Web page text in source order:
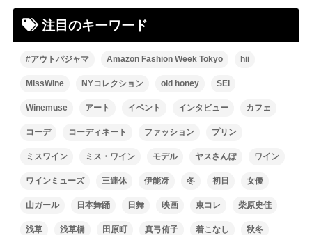
注目のキーワード
#アウトパジャマ Amazon Fashion Week Tokyo hii
MissWine NYコレクション old honey SEi
Winemuse アート イベント インタビュー カフェ
コーデ コーディネート ファッション プリン
ミスワイン ミス・ワイン モデル ヤスさんぽ ワイン
ワインミューズ 三連休 伊能冴 冬 初日 女優
山ガール 日本舞踊 日舞 映画 東コレ 柴原史佳
浅草 浅草橋 田原町 真弓侑子 着こなし 秋冬